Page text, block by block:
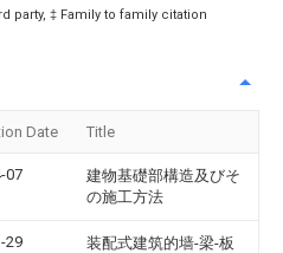
party, ‡ Family to family citation
Date Title
07
建物基礎部構造及びそ
の施工方法
29
装配式建筑的墙-梁-板